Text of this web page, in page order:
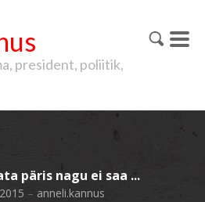
president, poliitik,
päris nagu ei saa ...
– anneli.kannus